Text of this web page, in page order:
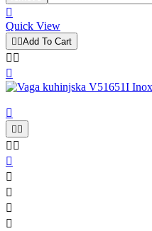

Quick View
 Add To Cart
 


 
 




